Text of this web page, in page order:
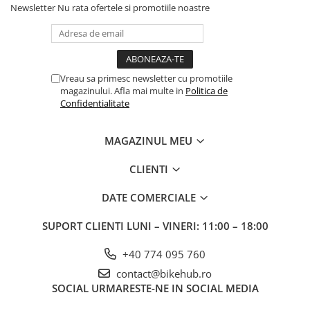
Newsletter Nu rata ofertele si promotiile noastre
Vreau sa primesc newsletter cu promotiile
magazinului. Afla mai multe in Politica de
Confidentialitate
MAGAZINUL MEU
CLIENTI
DATE COMERCIALE
SUPORT CLIENTI LUNI – VINERI: 11:00 – 18:00
+40 774 095 760
contact@bikehub.ro
SOCIAL URMARESTE-NE IN SOCIAL MEDIA